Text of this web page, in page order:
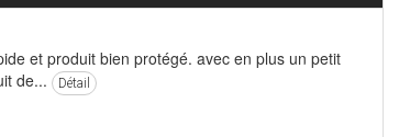
et produit bien protégé. avec en plus un petit
de...
Détail